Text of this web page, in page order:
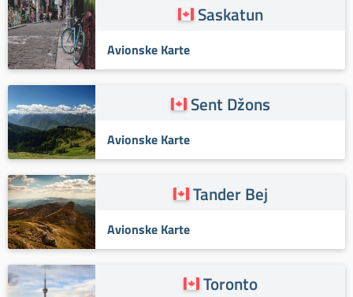
Saskatun
Avionske Karte
Sent Džons
Avionske Karte
Tander Bej
Avionske Karte
Toronto